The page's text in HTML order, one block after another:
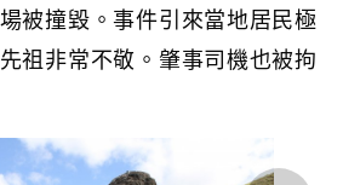
被撞毀。事件引來當地居民極
祖非常不敬。肇事司機也被拘